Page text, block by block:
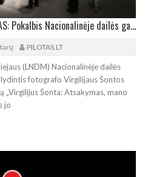
KAUNO KULTŪRINIS FENOMENAS: Pokalbis Nacionalinėje dailės galerijoje
PILOTAS.LT
(LNDM) Nacionalinėje dailės
fotografo Virgilijaus Šontos
Šonta: Atsakymas, mano
jo